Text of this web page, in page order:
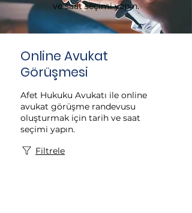
ve saat seçimi yapın.
Online Avukat
Görüşmesi
Afet Hukuku Avukatı ile online
avukat görüşme randevusu
oluşturmak için tarih ve saat
seçimi yapın.
Filtrele